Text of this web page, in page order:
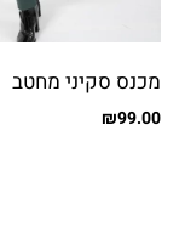
מכנס סקיני מחטב
₪99.00